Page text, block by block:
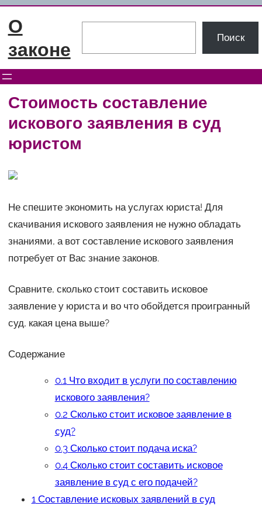
Перейти
О
законе
Поиск
Стоимость составление
искового заявления в суд
юристом
Не спешите экономить на услугах юриста! Для
скачивания искового заявления не нужно обладать
знаниями, а вот составление искового заявления
потребует от Вас знание законов.
Сравните, сколько стоит составить исковое
заявление у юриста и во что обойдется проигранный
суд, какая цена выше?
Содержание
0.1Что входит в услуги по составлению
искового заявления?
0.2 Сколько стоит исковое заявление в
суд?
0.3Сколько стоит подача иска?
0.4Сколько стоит составить исковое
заявление в суд с его подачей?
1Составление исковых заявлений в суд